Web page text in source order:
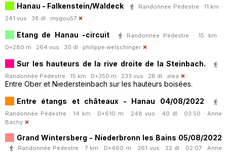
Hanau - Falkenstein/Waldeck
Randonnée Pédestre · 11 km ·
241 vus · 38 dl · mygou57
Etang de Hanau -circuit
Randonnée Pédestre · 15 km ·
D+280 m · 264 vus · 30 dl · philippe.welschinger
Sur les hauteurs de la rive droite de la Steinbach.
Randonnée Pédestre · 15 km · D+350 m · 233 vus · 28 dl · alea
Entre Ober et Niedersteinbach sur les hauteurs boisées.
Entre étangs et châteaux - Hanau 04/08/2022
Randonnée Pédestre · 14 km · D+610 m · 248 vus · 40 dl · 03:50 · Anne
Bachy
Grand Wintersberg - Niederbronn les Bains 05/08/2022
Randonnée Pédestre · 7 km · D+460 m · 261 vus · 32 dl · 02:07 · Anne